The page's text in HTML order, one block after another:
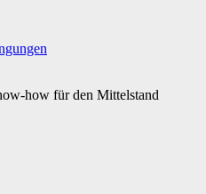
how für den Mittelstand